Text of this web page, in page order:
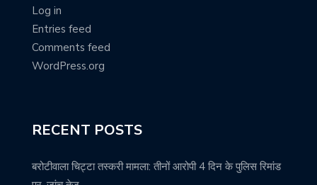
Log in
Entries feed
Comments feed
WordPress.org
RECENT POSTS
बरोटीवाला चिट्टा तस्करी मामला: तीनों आरोपी 4 दिन के पुलिस रिमांड